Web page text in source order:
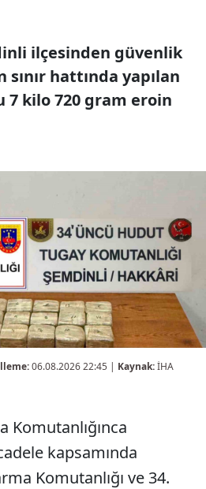
ilçesinden güvenlik
hattında yapılan
7 kilo 720 gram eroin
06.08.2026 22:45 | Kaynak:İHA
Komutanlığınca
kapsamında
Komutanlığı ve 34.